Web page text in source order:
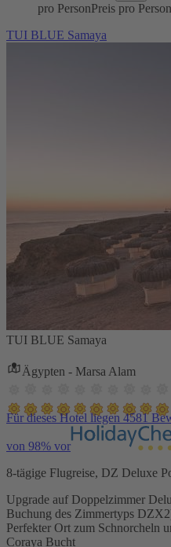
pro PersonPreis pro Person
TUI BLUE Samaya
TUI BLUE Samaya
Ägypten - Marsa Alam
Für dieses Hotel liegen 4581
von 98% vor
8-tägige Flugreise, DZ Deluxe
Upgrade auf Doppelzimmer
Buchung des Zimmertyps
Perfekter Ort zum Schnorcheln
Coraya Bucht